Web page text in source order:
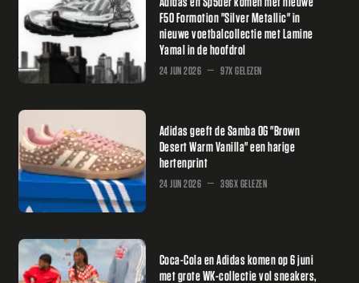
F50 Formotion "Silver Metallic" in
nieuwe voetbalcollectie met Lamine
Yamal in de hoofdrol
24 JUN 2026 97X GELEZEN
Adidas geeft de Samba OG "Brown
Desert Warm Vanilla" een harige
hertenprint
24 JUN 2026 396X GELEZEN
Coca-Cola en Adidas komen op 6 juni
met grote WK-collectie vol sneakers,